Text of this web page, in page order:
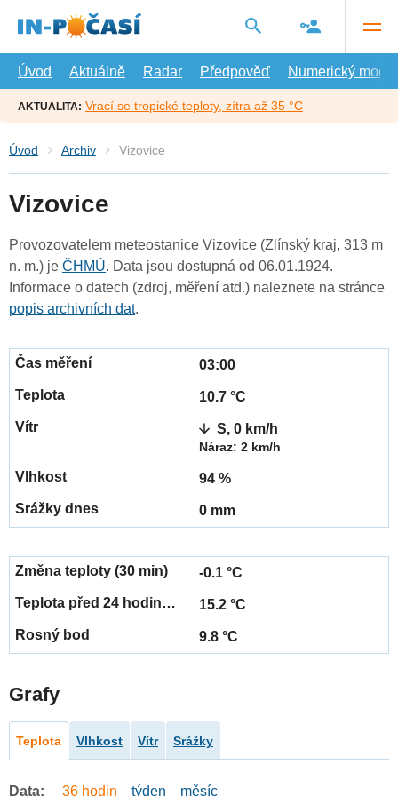
hlavní
Úvod
Aktuálně Radar Předpověď Numerický model
AKTUALITA: Vrací se tropické teploty, zítra až 35 °C
Úvod Archiv Vizovice
Vizovice
Provozovatelem meteostanice Vizovice (Zlínský kraj, 313 m
n. m.) je ČHMÚ. Data jsou dostupná od 06.01.1924.
Informace o datech (zdroj, měření atd.) naleznete na stránce
popis archivních dat.
03:00
10.7 °C
S, 0 km/h
Náraz: 2 km/h
94 %
0 mm
-0.1 °C
15.2 °C
9.8 °C
Grafy
Teplota Vlhkost Vítr Srážky
Data: 36 hodin týden měsíc